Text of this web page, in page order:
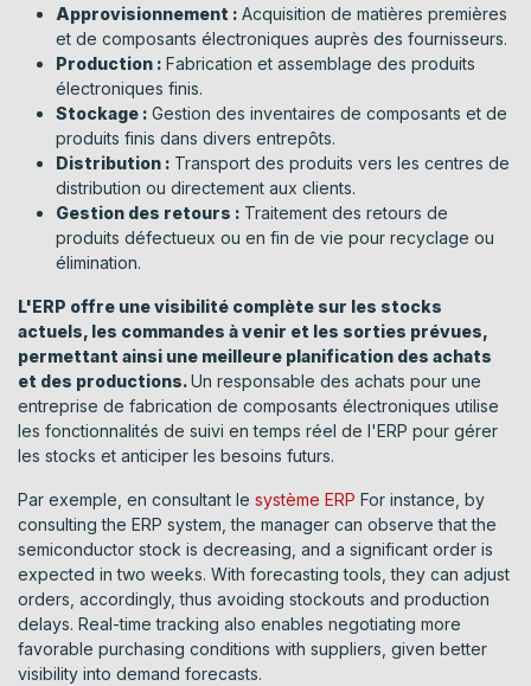
Approvisionnement : Acquisition de matières premières
et de composants électroniques auprès des fournisseurs.
Production : Fabrication et assemblage des produits
électroniques finis.
Stockage : Gestion des inventaires de composants et de
produits finis dans divers entrepôts.
Distribution : Transport des produits vers les centres de
distribution ou directement aux clients.
Gestion des retours : Traitement des retours de
produits défectueux ou en fin de vie pour recyclage ou
élimination.
L'ERP offre une visibilité complète sur les stocks
actuels, les commandes à venir et les sorties prévues,
permettant ainsi une meilleure planification des achats
et des productions.Un responsable des achats pour une
entreprise de fabrication de composants électroniques utilise
les fonctionnalités de suivi en temps réel de l'ERP pour gérer
les stocks et anticiper les besoins futurs.
Par exemple, en consultant le​ système ERP For instance, by
consulting the ERP system, the manager can observe that the
semiconductor stock is decreasing, and a significant order is
expected in two weeks. With forecasting tools, they can adjust
orders, accordingly, thus avoiding stockouts and production
delays. Real-time tracking also enables negotiating more
favorable purchasing conditions with suppliers, given better
visibility into demand forecasts.